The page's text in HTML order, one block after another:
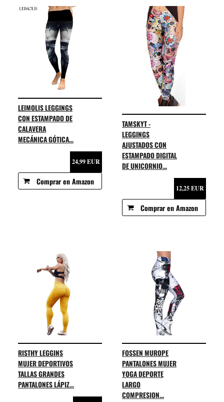
LEIMOLIS LEGGINGS
CON ESTAMPADO DE
CALAVERA
MECÁNICA GÓTICA...
24,99 EUR
Comprar en Amazon
TAMSKYT -
LEGGINGS
AJUSTADOS CON
ESTAMPADO DIGITAL
DE UNICORNIO...
12,25 EUR
Comprar en Amazon
RISTHY LEGGINS
MUJER DEPORTIVOS
TALLAS GRANDES
PANTALONES LÁPIZ...
FOSSEN MUROPE
PANTALONES MUJER
YOGA DEPORTE
LARGO
COMPRESION...